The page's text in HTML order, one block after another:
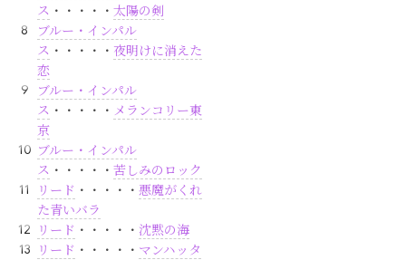
ス ・・・・・太陽の剣
ブルー・インパル
ス ・・・・・ 夜明けに消えた
恋
ブルー・インパル
ス ・・・・・ メランコリー東
京
ブルー・インパル
ス ・・・・・苦しみのロック
リード ・・・・・悪魔がくれ
た青いバラ
リード ・・・・・ 沈黙の海
リード ・・・・・ マンハッタ